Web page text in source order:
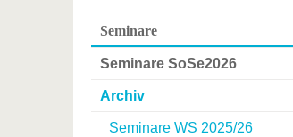
Seminare
Seminare SoSe2026
Archiv
Seminare WS 2025/26